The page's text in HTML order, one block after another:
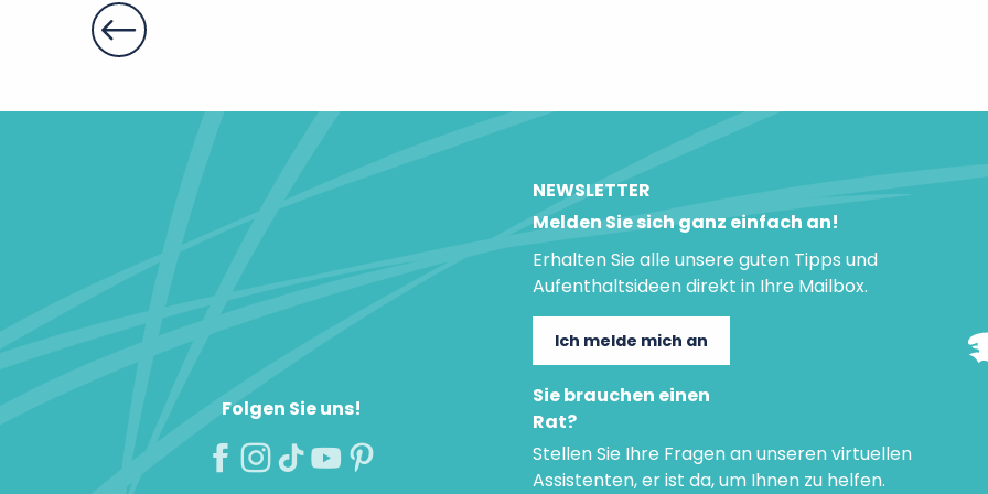
Folgen Sie uns!
NEWSLETTER
Melden Sie sich ganz einfach an!
Erhalten Sie alle unsere guten Tipps und
Aufenthaltsideen direkt in Ihre Mailbox.
Ich melde mich an
Sie brauchen einen
Rat?
Stellen Sie Ihre Fragen an unseren virtuellen
Assistenten, er ist da, um Ihnen zu helfen.